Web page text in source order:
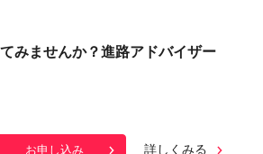
みませんか？進路アドバイザー
お申し込み 詳しくみる